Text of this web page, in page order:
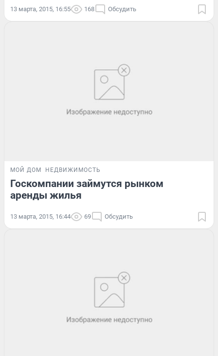
13 марта, 2015, 16:55 168 Обсудить
МОЙ ДОМ НЕДВИЖИМОСТЬ
Госкомпании займутся рынком
аренды жилья
13 марта, 2015, 16:44 69 Обсудить